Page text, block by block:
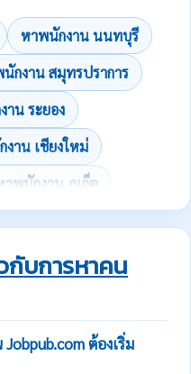
หาพนักงาน นนทบุรี
กงาน สมุทรปราการ
าน ระยอง
าน เชียงใหม่
าพนักงาน ภูเก็ต
บการหาคน
ต้องเริ่ม